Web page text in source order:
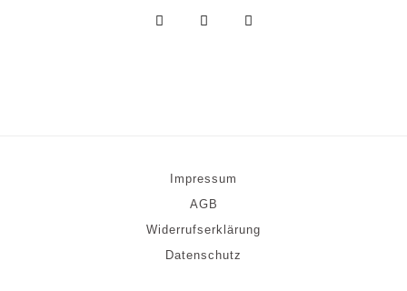
Impressum
AGB
Widerrufserklärung
Datenschutz